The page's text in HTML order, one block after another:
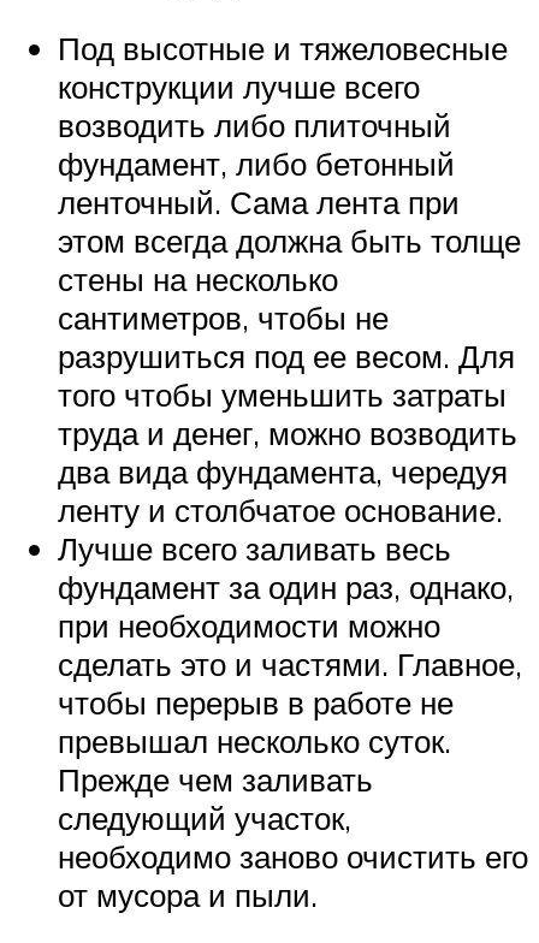
Под высотные и тяжеловесные
конструкции лучше всего
возводить либо плиточный
фундамент, либо бетонный
ленточный. Сама лента при
этом всегда должна быть толще
стены на несколько
сантиметров, чтобы не
разрушиться под ее весом. Для
того чтобы уменьшить затраты
труда и денег, можно возводить
два вида фундамента, чередуя
ленту и столбчатое основание.
Лучше всего заливать весь
фундамент за один раз, однако,
при необходимости можно
сделать это и частями. Главное,
чтобы перерыв в работе не
превышал несколько суток.
Прежде чем заливать
следующий участок,
необходимо заново очистить его
от мусора и пыли.